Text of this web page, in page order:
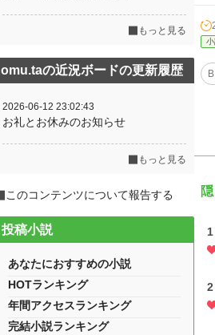
もっと見る
omu.taの近況ボードの更新履歴
2026-06-12 23:02:43
お礼とお休みのお知らせ
もっと見る
このコンテンツについて報告する
投稿小説
あなたにおすすめの小説
HOTランキング
年間アクセスランキング
完結小説ランキング